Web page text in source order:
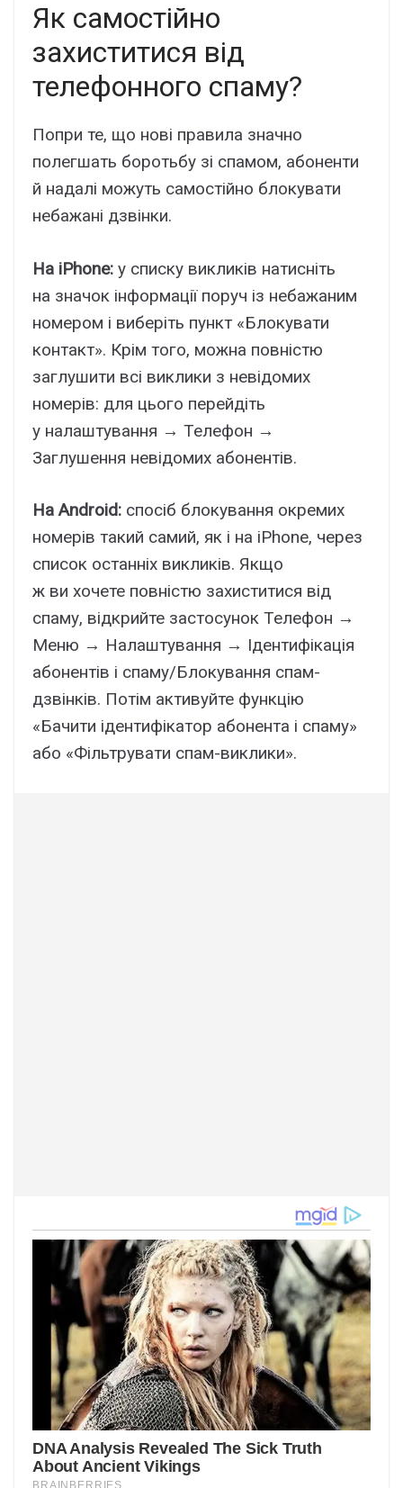
Як самостійно
захиститися від
телефонного спаму?
Попри те, що нові правила значно
полегшать боротьбу зі спамом, абоненти
й надалі можуть самостійно блокувати
небажані дзвінки.
На iPhone: у списку викликів натисніть
на значок інформації поруч із небажаним
номером і виберіть пункт «Блокувати
контакт». Крім того, можна повністю
заглушити всі виклики з невідомих
номерів: для цього перейдіть
у налаштування → Телефон →
Заглушення невідомих абонентів.
На Android: спосіб блокування окремих
номерів такий самий, як і на iPhone, через
список останніх викликів. Якщо
ж ви хочете повністю захиститися від
спаму, відкрийте застосунок Телефон →
Меню → Налаштування → Ідентифікація
абонентів і спаму/Блокування спам-
дзвінків. Потім активуйте функцію
«Бачити ідентифікатор абонента і спаму»
або «Фільтрувати спам-виклики».